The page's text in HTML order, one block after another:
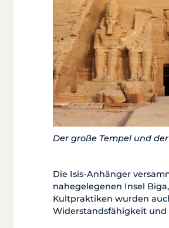
Der große Tempel und
Die Isis-Anhänger
nahegelegenen Insel
Kultpraktiken wurden
Widerstandsfähigkeit und